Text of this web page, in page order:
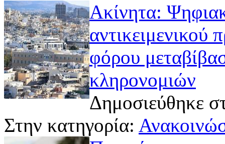
Ακίνητα:
αντικειμενικού
φόρου
κληρονομιών
Δημοσιεύθηκε
Στην κατηγορία: